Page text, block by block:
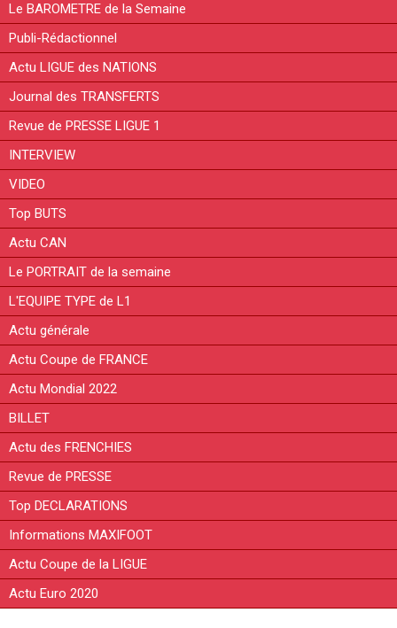
Le BAROMETRE de la Semaine
Publi-Rédactionnel
Actu LIGUE des NATIONS
Journal des TRANSFERTS
Revue de PRESSE LIGUE 1
INTERVIEW
VIDEO
Top BUTS
Actu CAN
Le PORTRAIT de la semaine
L'EQUIPE TYPE de L1
Actu générale
Actu Coupe de FRANCE
Actu Mondial 2022
BILLET
Actu des FRENCHIES
Revue de PRESSE
Top DECLARATIONS
Informations MAXIFOOT
Actu Coupe de la LIGUE
Actu Euro 2020